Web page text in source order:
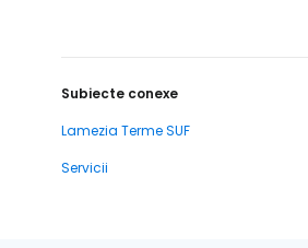
Subiecte conexe
Lamezia Terme SUF
Servicii